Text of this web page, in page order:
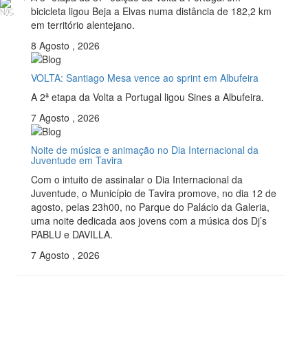
NÓS
TEMOS
bicicleta ligou Beja a Elvas numa distância de 182,2 km
em território alentejano.
8 Agosto , 2026
VOLTA: Santiago Mesa vence ao sprint em Albufeira
A 2ª etapa da Volta a Portugal ligou Sines a Albufeira.
7 Agosto , 2026
Noite de música e animação no Dia Internacional da
Juventude em Tavira
Com o intuito de assinalar o Dia Internacional da
Juventude, o Município de Tavira promove, no dia 12 de
agosto, pelas 23h00, no Parque do Palácio da Galeria,
uma noite dedicada aos jovens com a música dos Dj’s
PABLU e DAVILLA.
7 Agosto , 2026